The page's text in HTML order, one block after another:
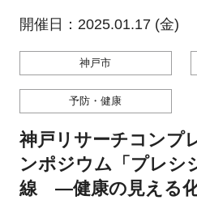
特別会員専用メニュー
お問い合わせ
開催日：2025.01.17 (金)
神戸市
予防・健康
神戸リサーチコンプ
ンポジウム「プレシ
線 ―健康の見える化